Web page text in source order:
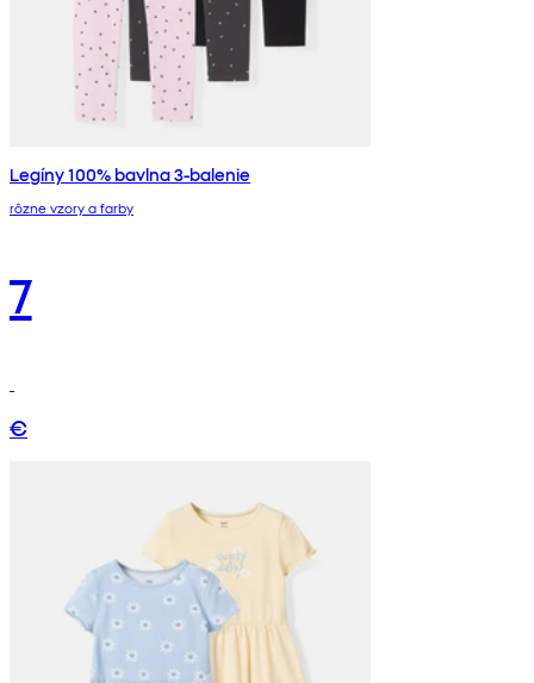
Legíny 100% bavlna 3-balenie
rôzne vzory a farby
7
€